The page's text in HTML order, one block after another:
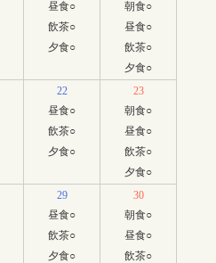
昼食○
飲茶○
夕食○
朝食○
昼食○
飲茶○
夕食○
22
昼食○
飲茶○
夕食○
23
朝食○
昼食○
飲茶○
夕食○
29
昼食○
飲茶○
夕食○
30
朝食○
昼食○
飲茶○